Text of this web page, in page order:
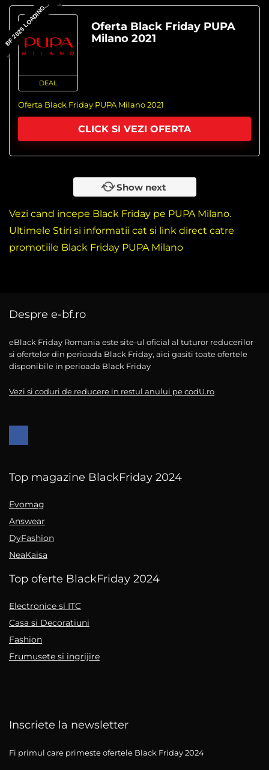
BF 2025 LOADING...
DEAL
Oferta Black Friday PUPA
Milano 2021
Oferta Black Friday PUPA Milano 2021
CLICK SI VEZI OFERTA
Show next
Vezi cand incepe Black Friday pe PUPA Milano.
Ultimele Stiri si informatii cat si link direct catre
promotiile Black Friday PUPA Milano
Despre e-bf.ro
eBlack Friday Romania este site-ul oficial al tuturor reducerilor
si ofertelor din perioada Black Friday, aici gasiti toate ofertele
disponibile in perioada Black Friday
Vezi si coduri de reducere in restul anului pe codU.ro
Top magazine BlackFriday 2024
Evomag
Answear
DyFashion
NeaKaisa
Top oferte BlackFriday 2024
Electronice si ITC
Casa si Decoratiuni
Fashion
Frumusete si ingrijire
Inscriete la newsletter
Fi primul care primeste ofertele Black Friday 2024